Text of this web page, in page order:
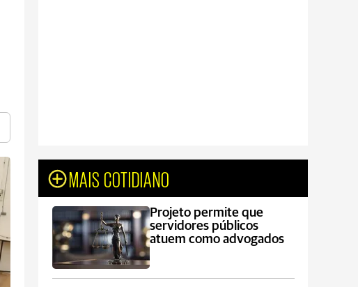
MAIS COTIDIANO
Projeto permite que
servidores públicos
atuem como advogados